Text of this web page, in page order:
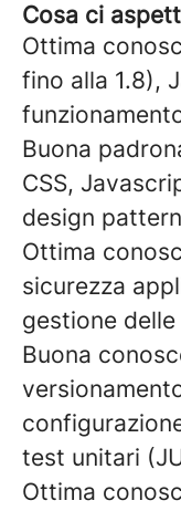
Cosa ci
Ottima
fino alla 1.8),
Buona
CSS,
design pattern
Ottima
sicurezza
gestione
Buona
test unitari
Ottima